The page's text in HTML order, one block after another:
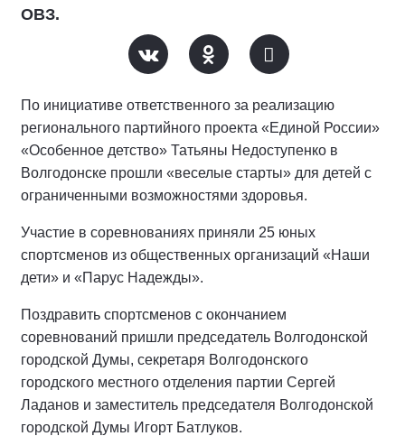
ОВЗ.
По инициативе ответственного за реализацию
регионального партийного проекта «Единой России»
«Особенное детство» Татьяны Недоступенко в
Волгодонске прошли «веселые старты» для детей с
ограниченными возможностями здоровья.
Участие в соревнованиях приняли 25 юных
спортсменов из общественных организаций «Наши
дети» и «Парус Надежды».
Поздравить спортсменов с окончанием
соревнований пришли председатель Волгодонской
городской Думы, секретаря Волгодонского
городского местного отделения партии Сергей
Ладанов и заместитель председателя Волгодонской
городской Думы Игорт Батлуков.